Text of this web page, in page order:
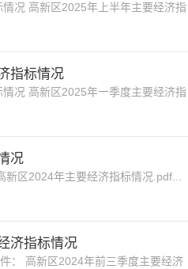
况 高新区2025年上半年主要经济指
指标情况
况 高新区2025年一季度主要经济指
况
区2024年主要经济指标情况.pdf...
济指标情况
： 高新区2024年前三季度主要经济